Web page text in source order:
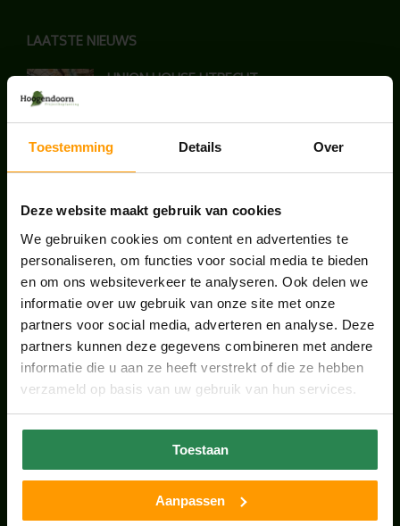
Toestemming Details Over
Deze website maakt gebruik van cookies
We gebruiken cookies om content en advertenties te
personaliseren, om functies voor social media te bieden
en om ons websiteverkeer te analyseren. Ook delen we
informatie over uw gebruik van onze site met onze
partners voor social media, adverteren en analyse. Deze
partners kunnen deze gegevens combineren met andere
informatie die u aan ze heeft verstrekt of die ze hebben
verzameld op basis van uw gebruik van hun services.
Toestaan
Aanpassen
LAATSTE NIEUWS
UNION HOUSE UTRECHT
KANTOORPLANT VAN DE MAAND JUNI: DE
juni 30, 2026
ONS TEAM GROEIT VERDER
juni 17, 2026
HANDIGE LINKS
Office plants
Kantoorplanten Utrecht
Kantoorplanten Amsterdam